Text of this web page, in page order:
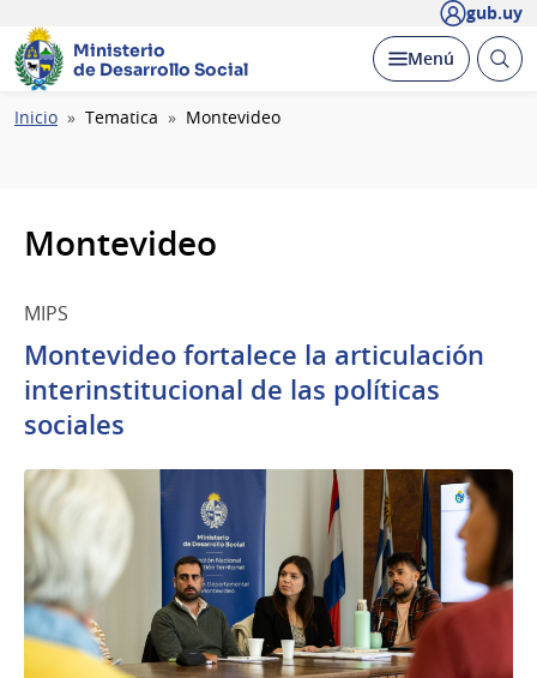
gub.uy
Ministerio
de Desarrollo Social
Desplegar
Menú Abrir
Ruta
Inicio Tematica Montevideo
Montevideo
MIPS
Montevideo fortalece la articulación
interinstitucional de las políticas
sociales